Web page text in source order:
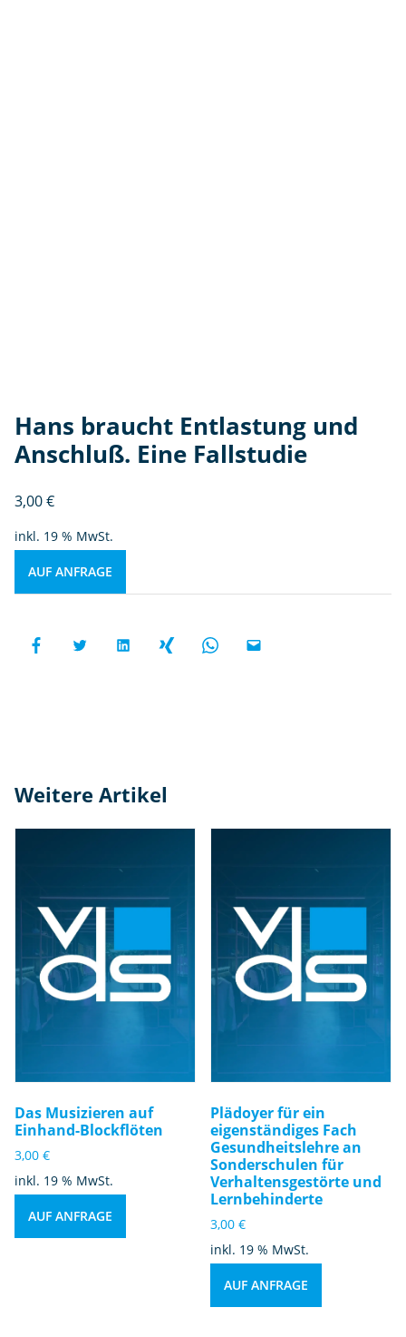
Hans braucht Entlastung und
Anschluß. Eine Fallstudie
3,00€
inkl. 19 % MwSt.
AUF ANFRAGE
Weitere Artikel
Das Musizieren auf
Einhand-Blockflöten
3,00 €
inkl. 19 % MwSt.
AUF ANFRAGE
Plädoyer für ein
eigenständiges Fach
Gesundheitslehre an
Sonderschulen für
Verhaltensgestörte und
Lernbehinderte
3,00€
inkl. 19 % MwSt.
AUF ANFRAGE